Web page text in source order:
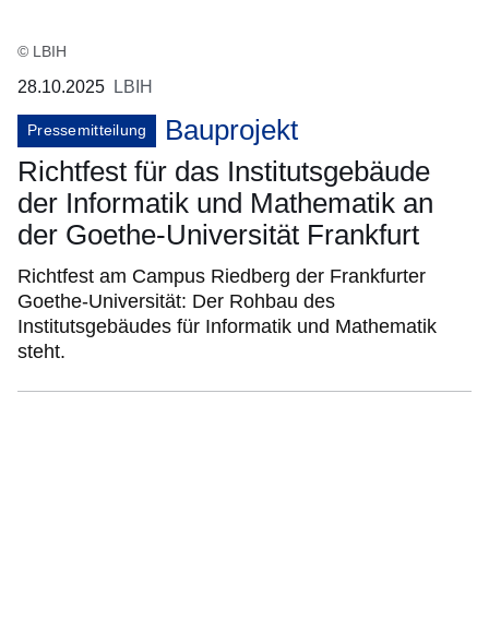
© LBIH
28.10.2025 LBIH
Pressemitteilung
Bauprojekt
Richtfest für das Institutsgebäude
der Informatik und Mathematik an
der Goethe-Universität Frankfurt
Richtfest am Campus Riedberg der Frankfurter
Goethe-Universität: Der Rohbau des
Institutsgebäudes für Informatik und Mathematik
steht.